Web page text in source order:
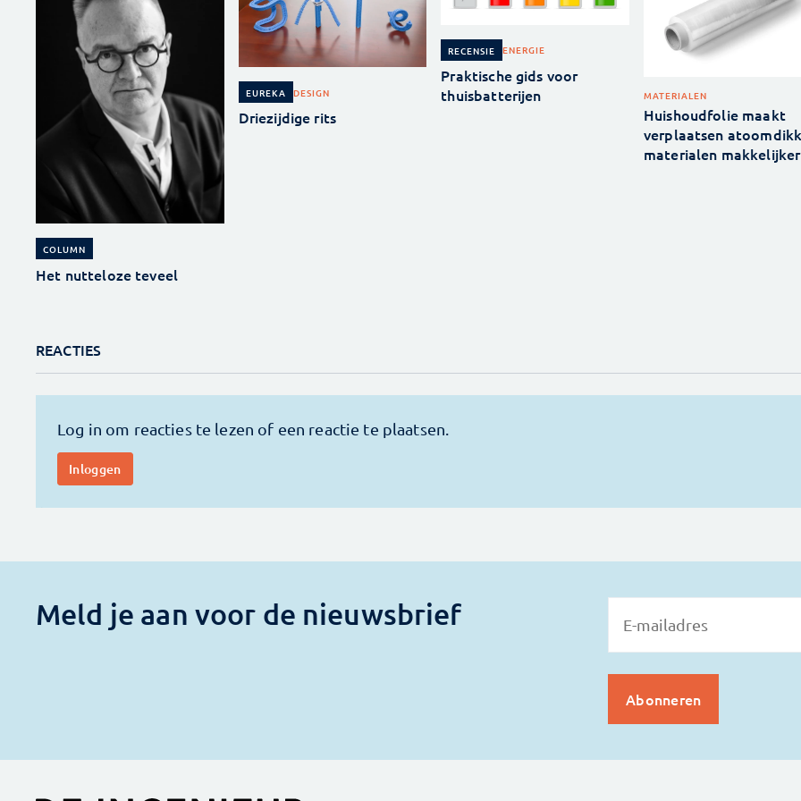
COLUMN
Het nutteloze teveel
EUREKA DESIGN
Driezijdige rits
RECENSIE ENERGIE
Praktische gids voor
thuisbatterijen
MATERIALEN
Huishoudfolie maakt
verplaatsen
materialen makkelijker
REACTIES
Meld je aan voor de nieuwsbrief